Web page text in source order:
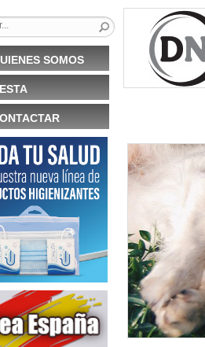
SOMOS